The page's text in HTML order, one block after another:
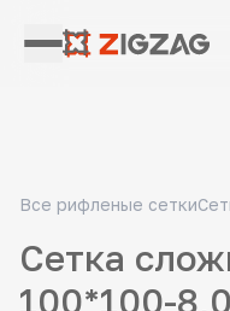
Все рифленые сетки
Сетка
100*100-